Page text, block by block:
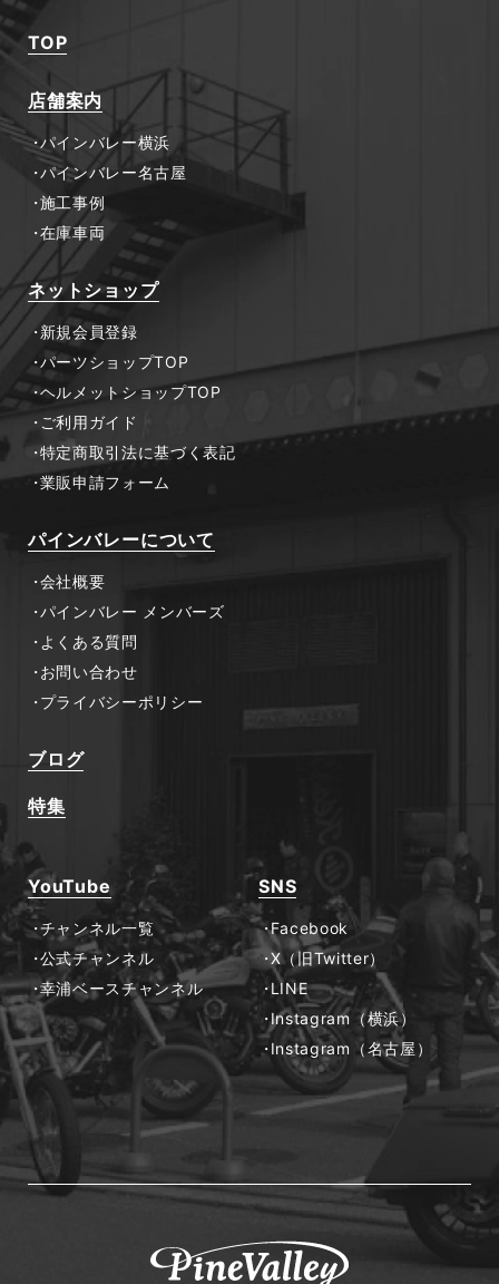
TOP
店舗案内
パインバレー横浜
パインバレー名古屋
施工事例
在庫車両
ネットショップ
新規会員登録
パーツショップTOP
ヘルメットショップTOP
ご利用ガイド
特定商取引法に基づく表記
業販申請フォーム
パインバレーについて
会社概要
パインバレー メンバーズ
よくある質問
お問い合わせ
プライバシーポリシー
ブログ
特集
YouTube
チャンネル一覧
公式チャンネル
幸浦ベースチャンネル
SNS
Facebook
X（旧Twitter）
LINE
Instagram（横浜）
Instagram（名古屋）